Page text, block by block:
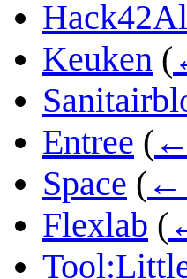
Keuken (
Entree (
Space ( ←
Flexlab (